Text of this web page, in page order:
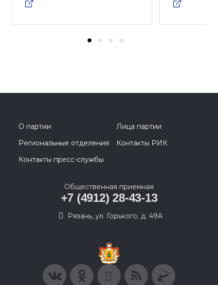
О партии
Лица партии
Региональные отделения
Контакты РИК
Контакты пресс-службы
Общественная приемная
+7 (4912) 28-43-13
Рязань, ул. Горького, д. 49А